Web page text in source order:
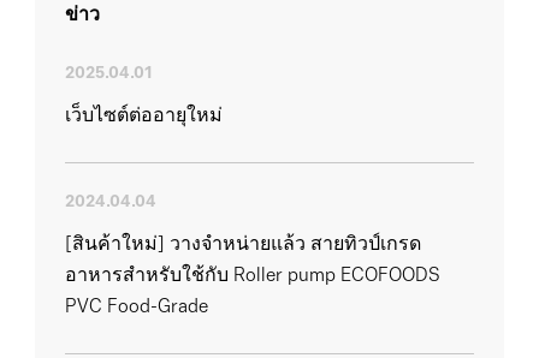
ข่าว
2025.04.01
เว็บไซต์ต่ออายุใหม่
2024.04.04
[สินค้าใหม่] วางจำหน่ายแล้ว สายทิวป์เกรด
อาหารสำหรับใช้กับ Roller pump ECOFOODS
PVC Food-Grade